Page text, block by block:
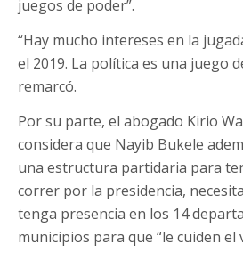
juegos de poder”.
“Hay mucho intereses en la
el 2019. La política es una juego
remarcó.
Por su parte, el abogado Kirio
considera que Nayib Bukele
una estructura partidaria para
correr por la presidencia,
tenga presencia en los 14
municipios para que “le cuiden el